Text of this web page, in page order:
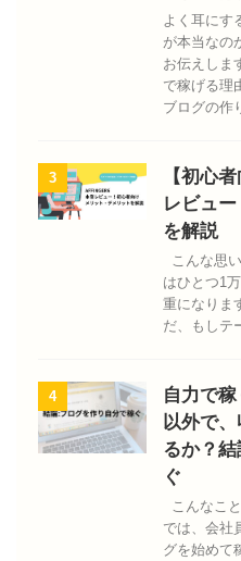
よく耳にす
が本当なの
お伝えしま
で稼げる理
ブログの作
3
【初心
レビュ
を解説
こんな思
はひとつ1
重になりま
だ、もしテ
4
自力で
以外で
るか？
ぐ
こんなこ
では、会社
グを始めて